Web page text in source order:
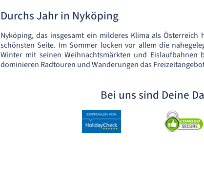
Durchs Jahr in Nyköping
Nyköping, das insgesamt ein milderes Klima als
schönsten Seite. Im Sommer locken vor allem die
Winter mit seinen Weihnachtsmärkten und Eislaufbahnen
dominieren Radtouren und Wanderungen das
Bei uns sind Deine